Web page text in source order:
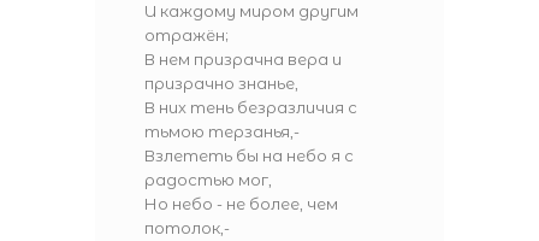
И каждому миром другим
отражён;
В нем призрачна вера и
призрачно знанье,
В них тень безразличия с
тьмою терзанья,-
Взлететь бы на небо я с
радостью мог,
Но небо - не более, чем
потолок,-